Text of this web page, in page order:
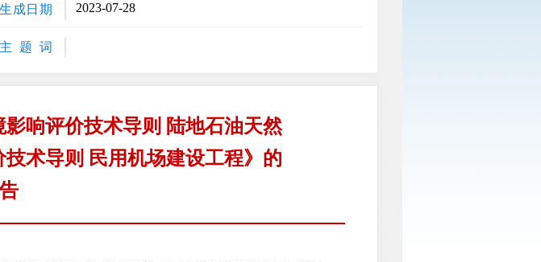
生成日期 2023-07-28
主 题 词
响评价技术导则 陆地石油天然
术导则 民用机场建设工程》的